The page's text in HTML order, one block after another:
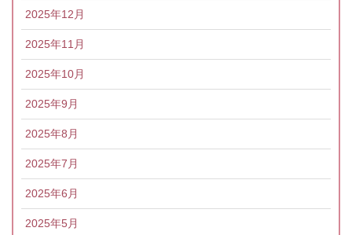
2025年12月
2025年11月
2025年10月
2025年9月
2025年8月
2025年7月
2025年6月
2025年5月